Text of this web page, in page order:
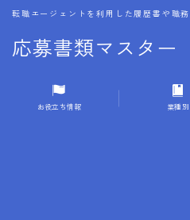
応募書類マスター
転職エージェントを利用した履歴書や職
MENU
1.履歴書のゴールデンルール
お役立ち情報 業種別